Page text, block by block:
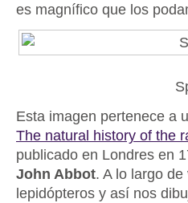
es magnífico que los
Esta imagen pertenece a
The natural history of the
publicado en Londres en
John Abbot. A lo largo
lepidópteros y así nos